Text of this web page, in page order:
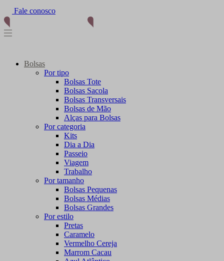
(11) 96012-2976
Fale conosco
Bolsas
Por tipo
Bolsas Tote
Bolsas Sacola
Bolsas Transversais
Bolsas de Mão
Alças para Bolsas
Por categoria
Kits
Dia a Dia
Passeio
Viagem
Trabalho
Por tamanho
Bolsas Pequenas
Bolsas Médias
Bolsas Grandes
Por estilo
Pretas
Caramelo
Vermelho Cereja
Marrom Cacau